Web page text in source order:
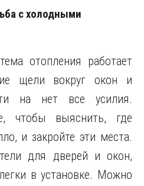
с холодными
отопления работает
щели вокруг окон и
на нет все усилия.
чтобы выяснить, где
и закройте эти места.
для дверей и окон,
в установке. Можно